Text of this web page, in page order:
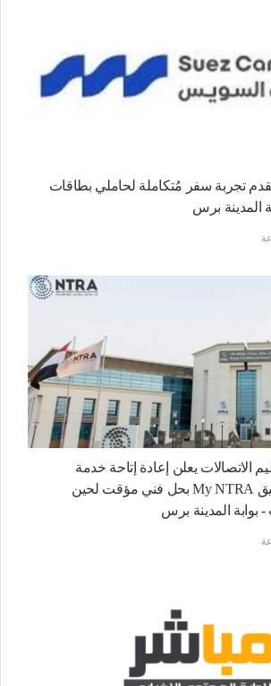
تجربة سفر مُتكاملة لحاملي بطاقات
الاتصالات يعلن إعادة إتاحة خدمة
«أرقامي» عبر تطبيق My NTRA بحل فني مؤقت لحين
- بوابة المدينة برس